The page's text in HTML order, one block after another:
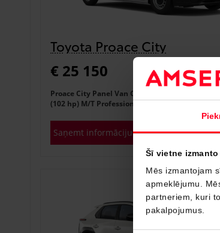
Šī vietne
Mēs izmantojam
apmeklējumu.
partneriem, kuri
pakalpojumus.
Toyota Proace City
€ 25 150
Proace City Panel Van Compact Single side door
(102 hp) M/T Professional
Saņemt informāciju Pievienot